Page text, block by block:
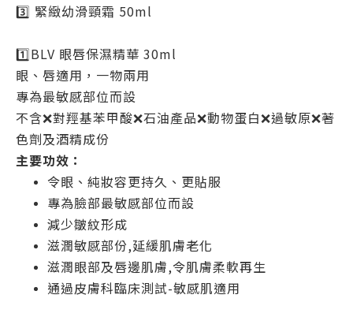
3️⃣ 緊緻幼滑頸霜 50ml
1️⃣BLV 眼唇保濕精華 30ml
眼、唇適用，一物兩用
專為最敏感部位而設
不含❌對羥基苯甲酸❌石油產品❌動物蛋白❌過敏原❌著
色劑及酒精成份
主要功效：
令眼、純妝容更持久、更貼服
專為臉部最敏感部位而設
減少皺紋形成
滋潤敏感部份,延緩肌膚老化
滋潤眼部及唇邊肌膚,令肌膚柔軟再生
通過皮膚科臨床測試-敏感肌適用